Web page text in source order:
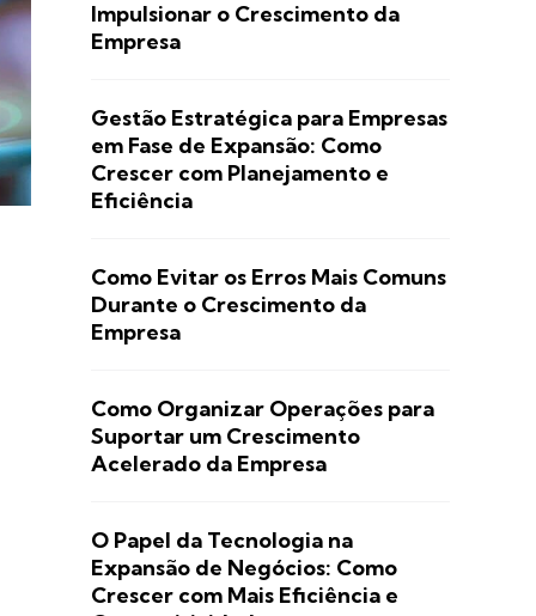
Impulsionar o Crescimento da
Empresa
Gestão Estratégica para Empresas
em Fase de Expansão: Como
Crescer com Planejamento e
Eficiência
Como Evitar os Erros Mais Comuns
Durante o Crescimento da
Empresa
Como Organizar Operações para
Suportar um Crescimento
Acelerado da Empresa
O Papel da Tecnologia na
Expansão de Negócios: Como
Crescer com Mais Eficiência e